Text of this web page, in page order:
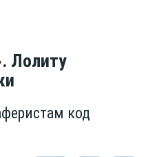
Лолиту
код